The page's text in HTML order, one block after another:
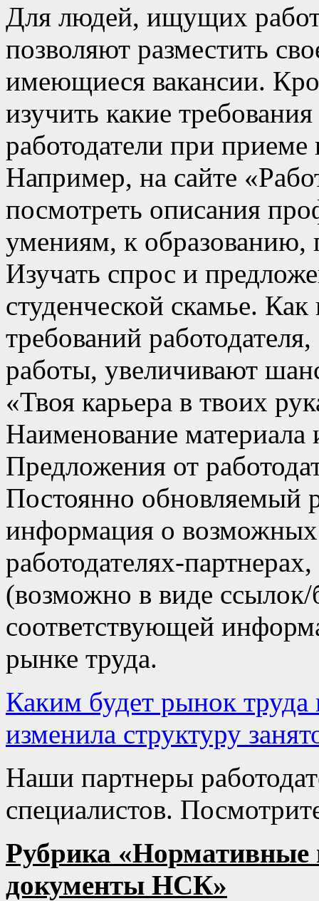
Для людей, ищущих
позволяют разместить
имеющиеся вакансии.
изучить какие
работодатели при приеме
Например, на сайте
посмотреть описания
умениям, к образованию,
Изучать спрос и
студенческой скамье.
требований
работы, увеличивают
«Твоя карьера в твоих
Наименование материала
Предложения от
Постоянно обновляемый
информация о возможных
работодателях-
(возможно в виде
соответствующей
рынке труда.
Каким будет рынок
изменила структуру
Наши партнеры
специалистов.
Рубрика «Нормативные
документы НСК»